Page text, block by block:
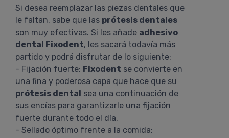
Si desea reemplazar las piezas dentales que
le faltan, sabe que las prótesis dentales
son muy efectivas. Si les añade adhesivo
dental Fixodent, les sacará todavía más
partido y podrá disfrutar de lo siguiente:
- Fijación fuerte: Fixodent se convierte en
una fina y poderosa capa que hace que su
prótesis dental sea una continuación de
sus encías para garantizarle una fijación
fuerte durante todo el día.
- Sellado óptimo frente a la comida: